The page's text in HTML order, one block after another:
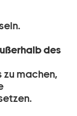
des
machen,